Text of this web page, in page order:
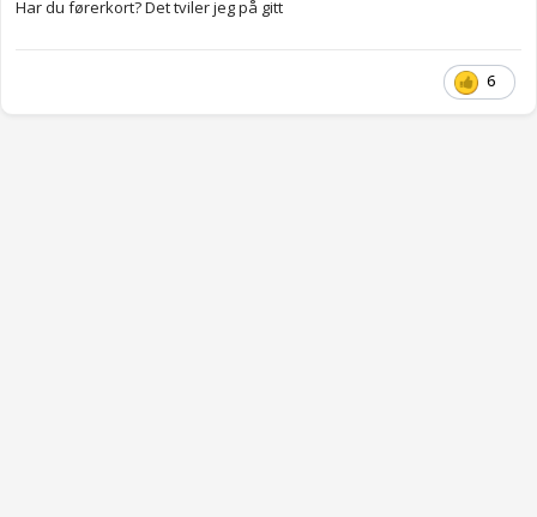
Dette er alvorlig, og jeg rapporterer det.
At andre trafikanter ikke respekterer fartsgrensen er ingen
Har du førerkort? Det tviler jeg på gitt
6